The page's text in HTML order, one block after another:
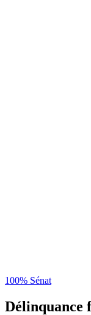
100% Sénat
Délinquance